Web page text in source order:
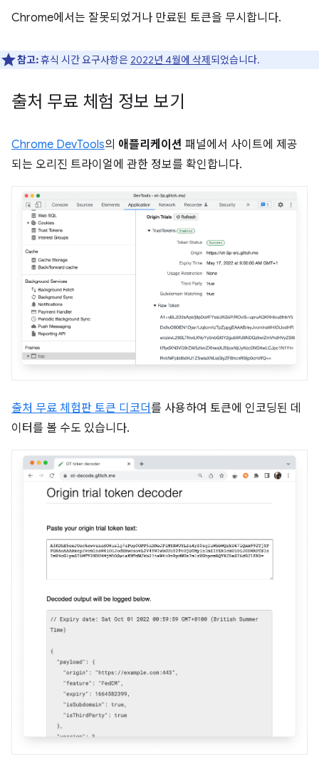
Chrome에서는 잘못되었거나 만료된 토큰을 무시합니다.
참고:휴식 시간 요구사항은 2022년 4월에 삭제되었습니다.
출처 무료 체험 정보 보기
Chrome DevTools의 애플리케이션 패널에서 사이트에 제공
되는 오리진 트라이얼에 관한 정보를 확인합니다.
출처 무료 체험판 토큰 디코더를 사용하여 토큰에 인코딩된 데
이터를 볼 수도 있습니다.